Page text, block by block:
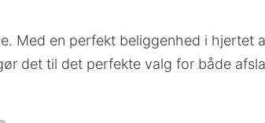
Med en perfekt beliggenhed i hjertet
det til det perfekte valg for både